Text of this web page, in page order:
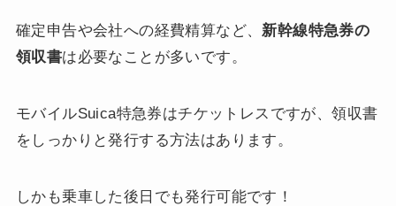
確定申告や会社への経費精算など、 新幹線特急券の
領収書は必要なことが多いです。
モバイルSuica特急券はチケットレスですが、領収書
をしっかりと発行する方法はあります。
しかも乗車した後日でも発行可能です！